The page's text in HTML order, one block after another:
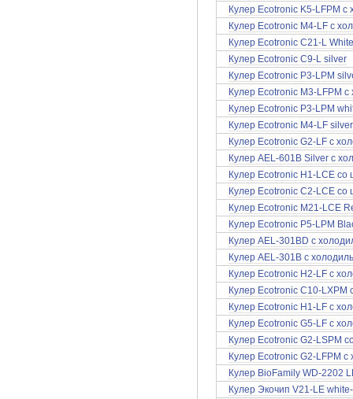
Кулер Ecotronic K5-LFPM с
Кулер Ecotronic M4-LF с
Кулер Ecotronic C21-L White
Кулер Ecotronic C9-L silver
Кулер Ecotronic P3-LPM
Кулер Ecotronic M3-LFPM
Кулер Ecotronic P3-LPM
Кулер Ecotronic M4-LF
Кулер Ecotronic G2-LF с
Кулер AEL-601B Silver с
Кулер Ecotronic H1-LCE со
Кулер Ecotronic C2-LCE со
Кулер Ecotronic M21-LCE
Кулер Ecotronic P5-LPM
Кулер AEL-301BD с
Кулер AEL-301B с
Кулер Ecotronic H2-LF с
Кулер Ecotronic C10-LXPM
Кулер Ecotronic H1-LF с
Кулер Ecotronic G5-LF с
Кулер Ecotronic G2-LSPM
Кулер Ecotronic G2-LFPM с
Кулер BioFamily WD-2202
Кулер Экочип V21-LE